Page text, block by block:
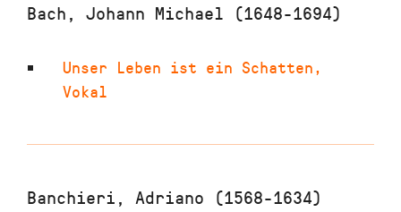
Bach, Johann Michael (1648-1694)
Unser Leben ist ein Schatten,
Vokal
Banchieri, Adriano (1568-1634)